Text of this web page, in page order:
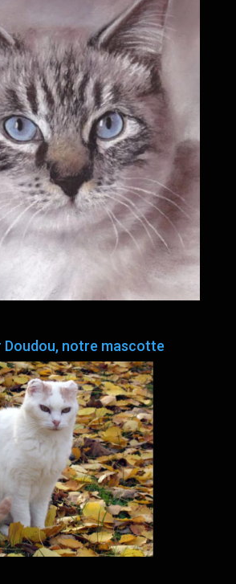
Doudou, notre mascotte